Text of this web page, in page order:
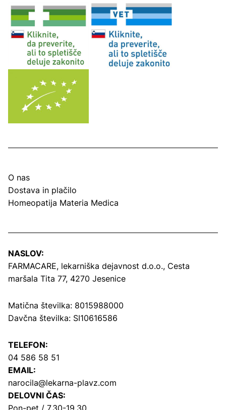
O nas
Dostava in plačilo
Homeopatija Materia Medica
NASLOV:
FARMACARE, lekarniška dejavnost d.o.o., Cesta
maršala Tita 77, 4270 Jesenice
Matična številka: 8015988000
Davčna številka: SI10616586
TELEFON:
04 586 58 51
EMAIL:
narocila@lekarna-plavz.com
DELOVNI ČAS:
Pon-pet / 7.30-19.30